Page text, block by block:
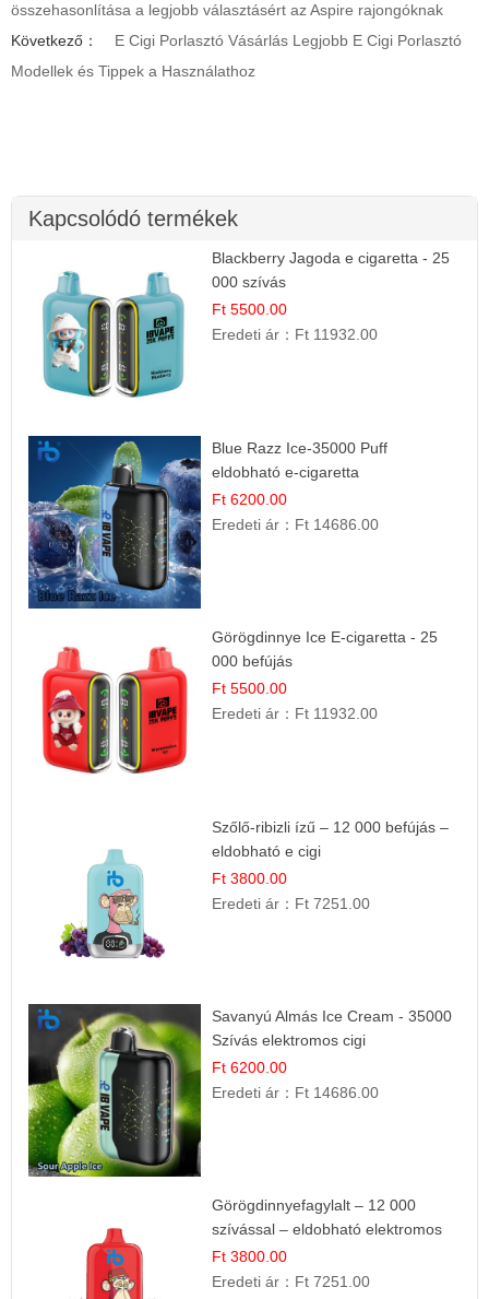
összehasonlítása a legjobb választásért az Aspire rajongóknak
Következő：
E Cigi Porlasztó Vásárlás Legjobb E Cigi Porlasztó
Modellek és Tippek a Használathoz
Kapcsolódó termékek
Blackberry Jagoda e cigaretta - 25
000 szívás
Ft 5500.00
Eredeti ár： Ft 11932.00
Blue Razz Ice-35000 Puff
eldobható e-cigaretta
Ft 6200.00
Eredeti ár： Ft 14686.00
Görögdinnye Ice E-cigaretta - 25
000 befújás
Ft 5500.00
Eredeti ár： Ft 11932.00
Szőlő-ribizli ízű – 12 000 befújás –
eldobható e cigi
Ft 3800.00
Eredeti ár： Ft 7251.00
Savanyú Almás Ice Cream - 35000
Szívás elektromos cigi
Ft 6200.00
Eredeti ár： Ft 14686.00
Görögdinnyefagylalt – 12 000
szívással – eldobható elektromos
cigi
Ft 3800.00
Eredeti ár： Ft 7251.00